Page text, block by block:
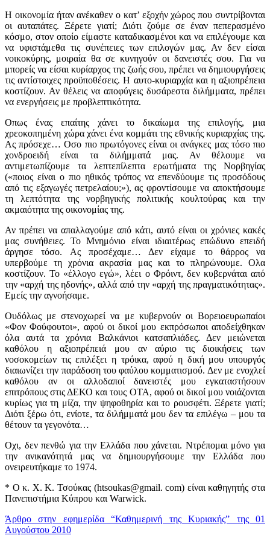
Η οικονομία ήταν ανέκαθεν ο κατ’ εξοχήν χώρος που συντρίβονται
οι αυταπάτες. Ξέρετε γιατί; Διότι ζούμε σε έναν πεπερασμένο
κόσμο, στον οποίο είμαστε καταδικασμένοι και να επιλέγουμε και
να υφιστάμεθα τις συνέπειες των επιλογών μας. Αν δεν είσαι
νοικοκύρης, μοιραία θα σε κυνηγούν οι δανειστές σου. Για να
μπορείς να είσαι κυρίαρχος της ζωής σου, πρέπει να δημιουργήσεις
τις αντίστοιχες προϋποθέσεις. Η αυτο-κυριαρχία και η αξιοπρέπεια
κοστίζουν. Αν θέλεις να αποφύγεις δυσάρεστα διλήμματα, πρέπει
να ενεργήσεις με προβλεπτικότητα.
Οπως ένας επαίτης χάνει το δικαίωμα της επιλογής, μια
χρεοκοπημένη χώρα χάνει ένα κομμάτι της εθνικής κυριαρχίας της.
Ας πρόσεχε… Οσο πιο πρωτόγονες είναι οι ανάγκες μας τόσο πιο
χονδροειδή είναι τα διλήμματά μας. Αν θέλουμε να
αντιμετωπίζουμε τα λεπτεπίλεπτα ερωτήματα της Νορβηγίας
(«ποιος είναι ο πιο ηθικός τρόπος να επενδύουμε τις προσόδους
από τις εξαγωγές πετρελαίου;»), ας φροντίσουμε να αποκτήσουμε
τη λεπτότητα της νορβηγικής πολιτικής κουλτούρας και την
ακμαιότητα της οικονομίας της.
Αν πρέπει να απαλλαγούμε από κάτι, αυτό είναι οι χρόνιες κακές
μας συνήθειες. Το Μνημόνιο είναι ιδιαιτέρως επώδυνο επειδή
άργησε τόσο. Ας προσέχαμε… Δεν είχαμε το θάρρος να
υπερβούμε τη χρόνια ακρασία μας και το πληρώνουμε. Ολα
κοστίζουν. Το «έλλογο εγώ», λέει ο Φρόιντ, δεν κυβερνάται από
την «αρχή της ηδονής», αλλά από την «αρχή της πραγματικότητας».
Εμείς την αγνοήσαμε.
Ουδόλως με στενοχωρεί να με κυβερνούν οι Βορειοευρωπαίοι
«Φον Φούφουτοι», αφού οι δικοί μου εκπρόσωποι αποδείχθηκαν
όλα αυτά τα χρόνια Βαλκάνιοι κατσαπλιάδες. Δεν μειώνεται
καθόλου η αξιοπρέπειά μου αν αύριο τις διοικήσεις των
νοσοκομείων τις επιλέξει η τρόικα, αφού η δική μου υπουργός
διαιωνίζει την παράδοση του φαύλου κομματισμού. Δεν με ενοχλεί
καθόλου αν οι αλλοδαποί δανειστές μου εγκαταστήσουν
επιτρόπους στις ΔΕΚΟ και τους ΟΤΑ, αφού οι δικοί μου νοιάζονται
κυρίως για τη μίζα, την ψηφοθηρία και το ρουσφέτι. Ξέρετε γιατί;
Διότι ξέρω ότι, ενίοτε, τα διλήμματά μου δεν τα επιλέγω – μου τα
θέτουν τα γεγονότα…
Οχι, δεν πενθώ για την Ελλάδα που χάνεται. Ντρέπομαι μόνο για
την ανικανότητά μας να δημιουργήσουμε την Ελλάδα που
ονειρευτήκαμε το 1974.
* Ο κ. Χ. Κ. Τσούκας (htsoukas@gmail. com) είναι καθηγητής στα
Πανεπιστήμια Κύπρου και Warwick.
Άρθρο στην εφημερίδα “Καθημερινή της Κυριακής” της 01
Αυγούστου 2010